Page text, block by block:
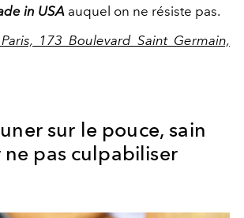
in USA auquel on ne résiste pas.
173 Boulevard Saint Germain,
sur le pouce, sain
ne pas culpabiliser